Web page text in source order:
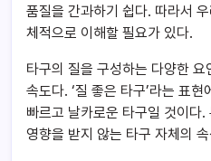
품질을 간과하기 쉽다. 따라서
체적으로 이해할 필요가 있다.
타구의 질을 구성하는 다양한
속도다. ‘질 좋은 타구’라는 표
빠르고 날카로운 타구일 것이다.
영향을 받지 않는 타구 자체의